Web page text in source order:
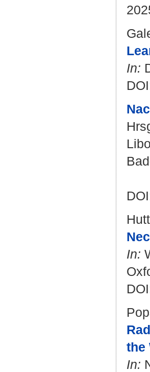
In:
In:
the
In: